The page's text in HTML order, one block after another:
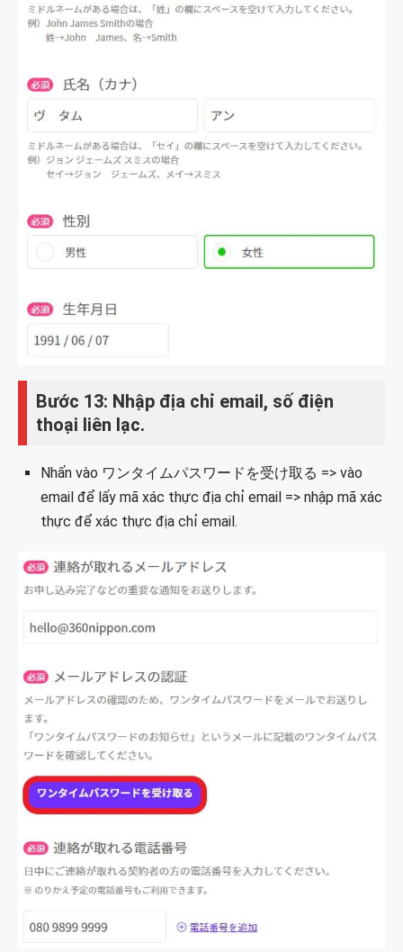
Bước 13: Nhập địa chỉ email, số điện
thoại liên lạc.
Nhấn vào ワンタイムパスワードを受け取る => vào
email để lấy mã xác thực địa chỉ email => nhập mã xác
thực để xác thực địa chỉ email.